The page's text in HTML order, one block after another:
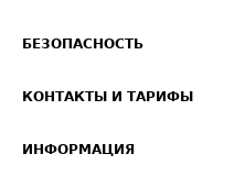
Звезды ATI.SU на вашем сайте
Средние ставки
БЕЗОПАСНОСТЬ
Светофор+
КОНТАКТЫ И ТАРИФЫ
ИНФОРМАЦИЯ